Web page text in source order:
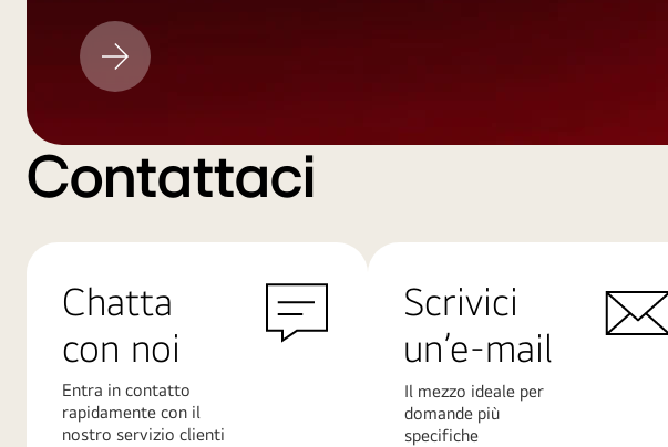
Aggiornamento
LG
Contattaci
Chatta
con noi
Entra in contatto
rapidamente con il
nostro servizio clienti
Scrivici
un’e-mail
Il mezzo ideale per
domande più
specifiche